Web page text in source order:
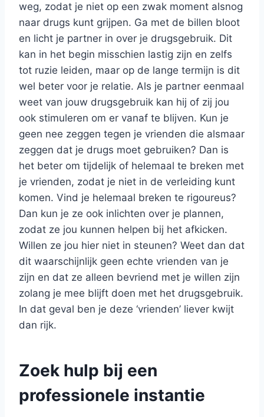
weg, zodat je niet op een zwak moment alsnog
naar drugs kunt grijpen. Ga met de billen bloot
en licht je partner in over je drugsgebruik. Dit
kan in het begin misschien lastig zijn en zelfs
tot ruzie leiden, maar op de lange termijn is dit
wel beter voor je relatie. Als je partner eenmaal
weet van jouw drugsgebruik kan hij of zij jou
ook stimuleren om er vanaf te blijven. Kun je
geen nee zeggen tegen je vrienden die alsmaar
zeggen dat je drugs moet gebruiken? Dan is
het beter om tijdelijk of helemaal te breken met
je vrienden, zodat je niet in de verleiding kunt
komen. Vind je helemaal breken te rigoureus?
Dan kun je ze ook inlichten over je plannen,
zodat ze jou kunnen helpen bij het afkicken.
Willen ze jou hier niet in steunen? Weet dan dat
dit waarschijnlijk geen echte vrienden van je
zijn en dat ze alleen bevriend met je willen zijn
zolang je mee blijft doen met het drugsgebruik.
In dat geval ben je deze ‘vrienden’ liever kwijt
dan rijk.
Zoek hulp bij een
professionele instantie